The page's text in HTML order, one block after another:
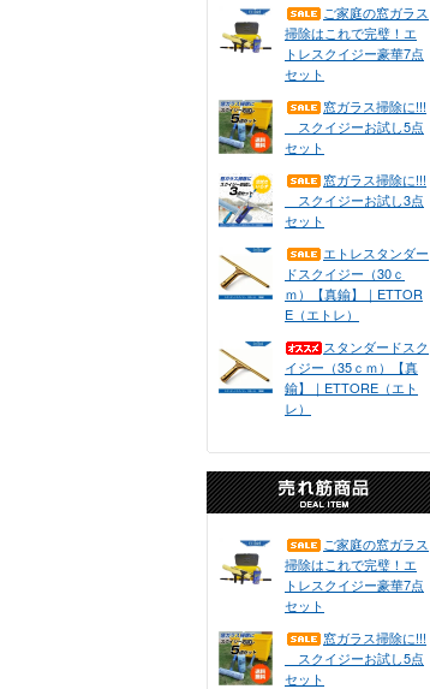
ご家庭の窓ガラス
掃除はこれで完璧！エ
トレスクイジー豪華7点
セット
窓ガラス掃除に!!!
スクイジーお試し5点
セット
窓ガラス掃除に!!!
スクイジーお試し3点
セット
エトレスタンダー
ドスクイジー（30ｃ
ｍ）【真鍮】｜ETTOR
E（エトレ）
スタンダードスク
イジー（35ｃｍ）【真
鍮】｜ETTORE（エト
レ）
ご家庭の窓ガラス
掃除はこれで完璧！エ
トレスクイジー豪華7点
セット
窓ガラス掃除に!!!
スクイジーお試し5点
セット